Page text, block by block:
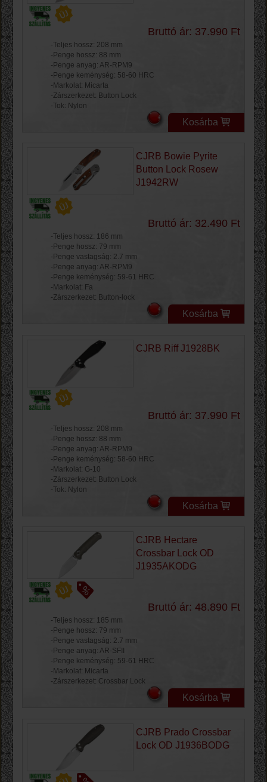
Bruttó ár: 37.990 Ft
-Teljes hossz: 208 mm
-Penge hossz: 88 mm
-Penge anyag: AR-RPM9
-Penge keménység: 58-60 HRC
-Markolat: Micarta
-Zárszerkezet: Button Lock
-Tok: Nylon
Kosárba
CJRB Bowie Pyrite
Button Lock Rosew
J1942RW
Bruttó ár: 32.490 Ft
-Teljes hossz: 186 mm
-Penge hossz: 79 mm
-Penge vastagság: 2.7 mm
-Penge anyag: AR-RPM9
-Penge keménység: 59-61 HRC
-Markolat: Fa
-Zárszerkezet: Button-lock
Kosárba
CJRB Riff J1928BK
Bruttó ár: 37.990 Ft
-Teljes hossz: 208 mm
-Penge hossz: 88 mm
-Penge anyag: AR-RPM9
-Penge keménység: 58-60 HRC
-Markolat: G-10
-Zárszerkezet: Button Lock
-Tok: Nylon
Kosárba
CJRB Hectare
Crossbar Lock OD
J1935AKODG
Bruttó ár: 48.890 Ft
-Teljes hossz: 185 mm
-Penge hossz: 79 mm
-Penge vastagság: 2.7 mm
-Penge anyag: AR-SFII
-Penge keménység: 59-61 HRC
-Markolat: Micarta
-Zárszerkezet: Crossbar Lock
Kosárba
CJRB Prado Crossbar
Lock OD J1936BODG